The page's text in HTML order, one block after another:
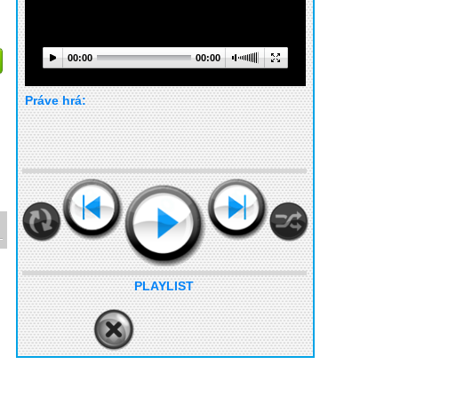
00:00 00:00
Práve hrá:
PLAYLIST